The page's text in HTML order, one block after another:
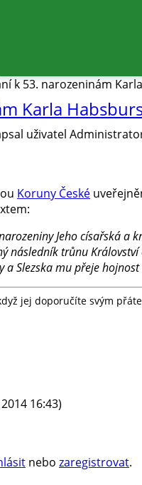
k 53. narozeninám
Karla
uživatel
Koruny České
Jeho císařská a
následník trůnu
a Slezska mu přeje
jej doporučíte svým
16:43)
nebo zaregistrovat.